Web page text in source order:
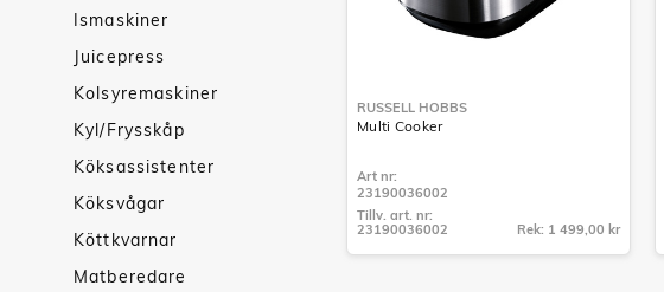
Ismaskiner
Juicepress
Kolsyremaskiner
Kyl/Frysskåp
Köksassistenter
Köksvågar
Köttkvarnar
Matberedare
RUSSELL HOBBS
Multi Cooker
Art nr:
23190036002
23190036002
Tillv. art. nr:
23190036002
Rek: 1 499,00 kr